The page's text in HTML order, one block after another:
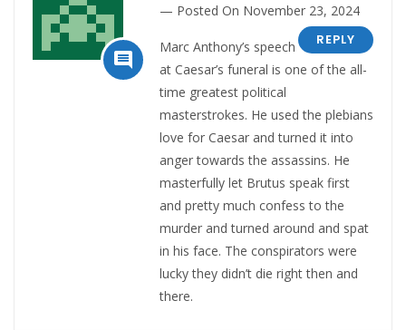

Posted On November 23, 2024
REPLY
Marc Anthony’s speech
at Caesar’s funeral is one of the all-
time greatest political
masterstrokes. He used the plebians
love for Caesar and turned it into
anger towards the assassins. He
masterfully let Brutus speak first
and pretty much confess to the
murder and turned around and spat
in his face. The conspirators were
lucky they didn’t die right then and
there.